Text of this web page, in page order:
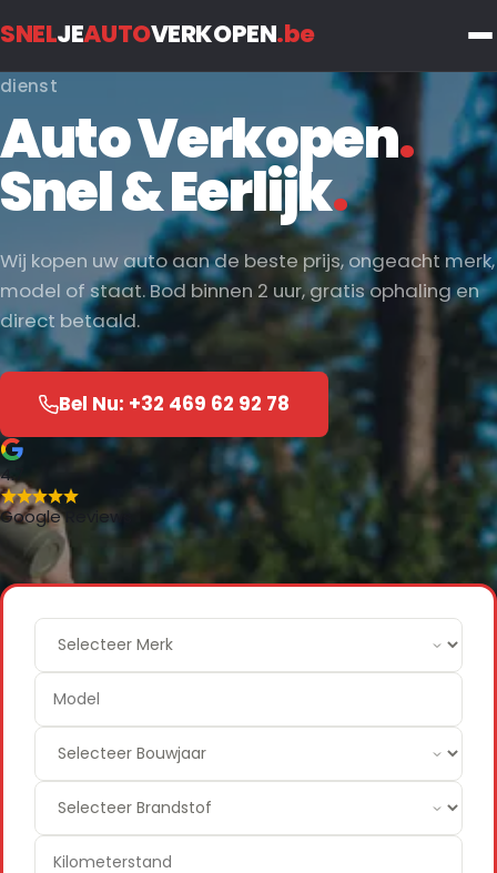
SNELJEAUTOVERKOPEN.be
dienst
Auto Verkopen.
Snel & Eerlijk.
Wij kopen uw auto aan de beste prijs, ongeacht merk,
model of staat. Bod binnen 2 uur, gratis ophaling en
direct betaald.
Bel Nu: +32 469 62 92 78
4.7
Google Reviews